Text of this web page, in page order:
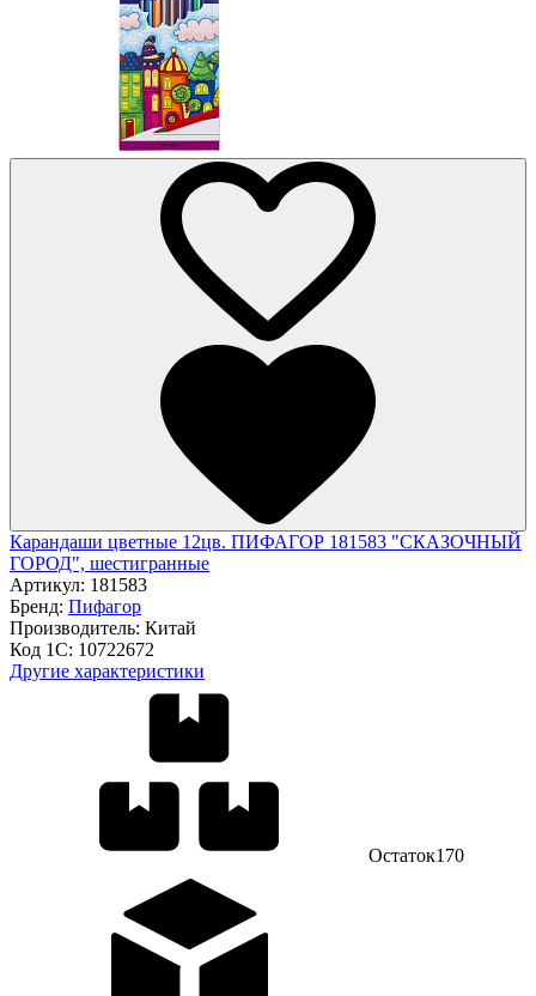
Карандаши цветные 12цв. ПИФАГОР 181583 "СКАЗОЧНЫЙ
ГОРОД", шестигранные
Артикул: 181583
Бренд: Пифагор
Производитель: Китай
Код 1С: 10722672
Другие характеристики
Остаток170